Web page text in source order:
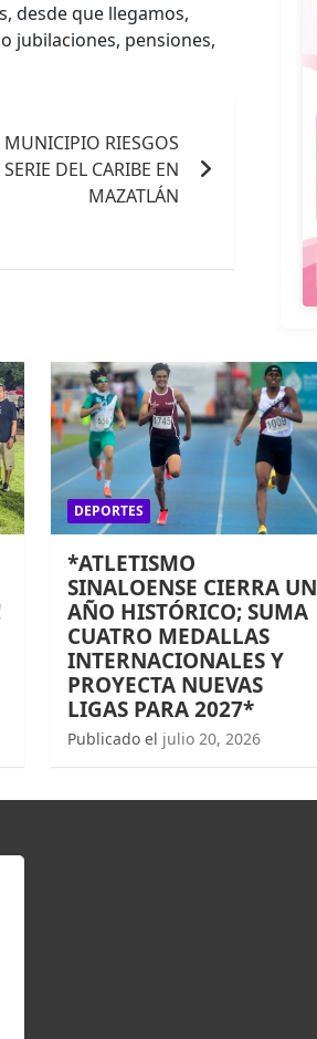
desde que llegamos,
jubilaciones, pensiones,
MUNICIPIO RIESGOS
DEL CARIBE EN
MAZATLÁN
DEPORTES
*ATLETISMO
SINALOENSE CIERRA UN
AÑO HISTÓRICO; SUMA
CUATRO MEDALLAS
INTERNACIONALES Y
PROYECTA NUEVAS
LIGAS PARA 2027*
Publicado el julio 20, 2026